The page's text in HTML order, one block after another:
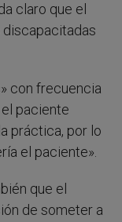
claro que el
discapacitadas
con frecuencia
paciente
práctica, por lo
el paciente».
que el
de someter a